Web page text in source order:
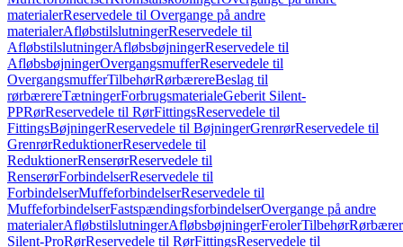
materialerReservedele til Overgange på andre
materialerAfløbstilslutningerReservedele til
AfløbstilslutningerAfløbsbøjningerReservedele til
AfløbsbøjningerOvergangsmufferReservedele til
OvergangsmufferTilbehørRørbærereBeslag til
rørbærereTætningerForbrugsmaterialeGeberit Silent-
PPRørReservedele til RørFittingsReservedele til
FittingsBøjningerReservedele til BøjningerGrenrørReservedele til
GrenrørReduktionerReservedele til
ReduktionerRenserørReservedele til
RenserørForbindelserReservedele til
ForbindelserMuffeforbindelserReservedele til
MuffeforbindelserFastspændingsforbindelserOvergange på andre
materialerAfløbstilslutningerAfløbsbøjningerFerolerTilbehør
Silent-ProRørReservedele til RørFittingsReservedele til